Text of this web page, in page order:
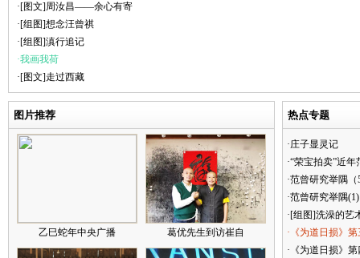
·[图文]周汝昌——余心有寄
·[组图]想念汪曾祺
·[组图]滇行追记
·我画我荷
·[图文]走过西藏
图片推荐
乙巳蛇年中央广播 葛优先生到访崔自
热点专题
·庄子显灵记
·“荣宝拍卖”近
·范曾研究举隅（
·范曾研究举隅(1)
·[组图]洗澡的艺
·《为道日损》
·《为道日损》